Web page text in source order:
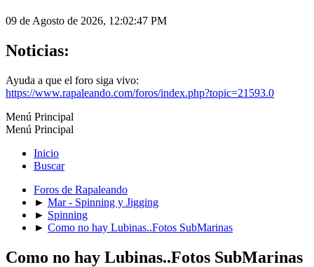
09 de Agosto de 2026, 12:02:47 PM
Noticias:
Ayuda a que el foro siga vivo:
https://www.rapaleando.com/foros/index.php?topic=21593.0
Menú Principal
Menú Principal
Inicio
Buscar
Foros de Rapaleando
► Mar - Spinning y Jigging
► Spinning
► Como no hay Lubinas..Fotos SubMarinas
Como no hay Lubinas..Fotos SubMarinas